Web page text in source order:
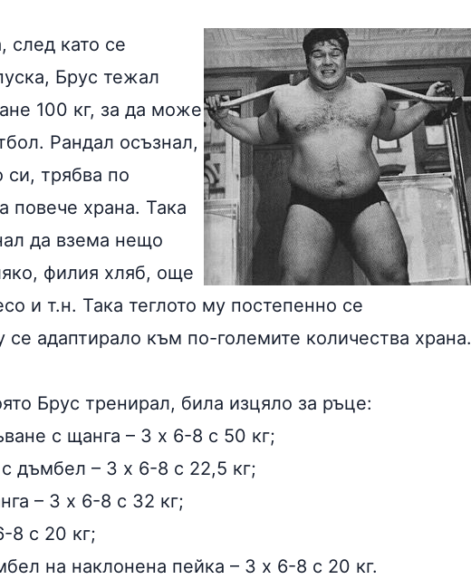
след като се
Брус тежал
100 кг, за да може
. Рандал осъзнал,
си, трябва по
повече храна. Така
да взема нещо
филия хляб, още
и т.н. Така теглото му постепенно се
се адаптирало към по-големите количества храна.
Брус тренирал, била изцяло за ръце:
с щанга – 3 х 6-8 с 50 кг;
дъмбел – 3 х 6-8 с 22,5 кг;
– 3 х 6-8 с 32 кг;
8 с 20 кг;
на наклонена пейка – 3 х 6-8 с 20 кг.